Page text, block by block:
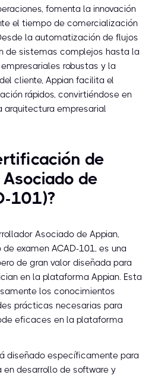
fomenta la innovación
el tiempo de comercialización
la automatización de flujos
de sistemas complejos hasta la
robustas y la
cliente, Appian facilita el
rápidos, convirtiéndose en
arquitectura empresarial
de
de
101)?
Asociado de Appian,
examen ACAD-101, es una
de gran valor diseñada para
en la plataforma Appian. Esta
los conocimientos
prácticas necesarias para
eficaces en la plataforma
diseñado específicamente para
desarrollo de software y